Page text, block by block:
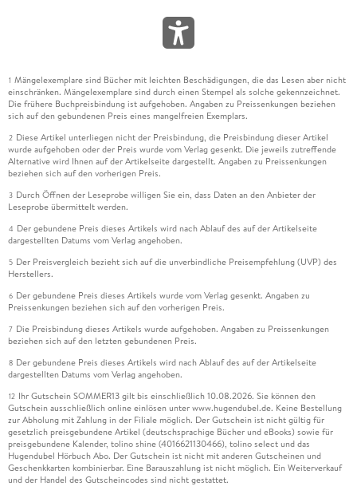
1 Mängelexemplare sind Bücher mit leichten Beschädigungen, die das Lesen aber nicht
einschränken. Mängelexemplare sind durch einen Stempel als solche gekennzeichnet.
Die frühere Buchpreisbindung ist aufgehoben. Angaben zu Preissenkungen beziehen
sich auf den gebundenen Preis eines mangelfreien Exemplars.
2 Diese Artikel unterliegen nicht der Preisbindung, die Preisbindung dieser Artikel
wurde aufgehoben oder der Preis wurde vom Verlag gesenkt. Die jeweils zutreffende
Alternative wird Ihnen auf der Artikelseite dargestellt. Angaben zu Preissenkungen
beziehen sich auf den vorherigen Preis.
3 Durch Öffnen der Leseprobe willigen Sie ein, dass Daten an den Anbieter der
Leseprobe übermittelt werden.
4 Der gebundene Preis dieses Artikels wird nach Ablauf des auf der Artikelseite
dargestellten Datums vom Verlag angehoben.
5 Der Preisvergleich bezieht sich auf die unverbindliche Preisempfehlung (UVP) des
Herstellers.
6 Der gebundene Preis dieses Artikels wurde vom Verlag gesenkt. Angaben zu
Preissenkungen beziehen sich auf den vorherigen Preis.
7 Die Preisbindung dieses Artikels wurde aufgehoben. Angaben zu Preissenkungen
beziehen sich auf den letzten gebundenen Preis.
8 Der gebundene Preis dieses Artikels wird nach Ablauf des auf der Artikelseite
dargestellten Datums vom Verlag angehoben.
12 Ihr Gutschein SOMMER13 gilt bis einschließlich 10.08.2026. Sie können den
Gutschein ausschließlich online einlösen unter www.hugendubel.de. Keine Bestellung
zur Abholung mit Zahlung in der Filiale möglich. Der Gutschein ist nicht gültig für
gesetzlich preisgebundene Artikel (deutschsprachige Bücher und eBooks) sowie für
preisgebundene Kalender, tolino shine (4016621130466), tolino select und das
Hugendubel Hörbuch Abo. Der Gutschein ist nicht mit anderen Gutscheinen und
Geschenkkarten kombinierbar. Eine Barauszahlung ist nicht möglich. Ein Weiterverkauf
und der Handel des Gutscheincodes sind nicht gestattet.